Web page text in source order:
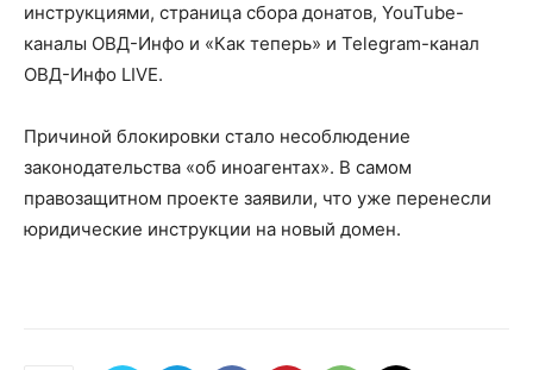
инструкциями, страница сбора донатов, YouTube-
каналы ОВД-Инфо и «Как теперь» и Telegram-канал
ОВД-Инфо LIVE.
Причиной блокировки стало несоблюдение
законодательства «об иноагентах». В самом
правозащитном проекте заявили, что уже перенесли
юридические инструкции на новый домен.